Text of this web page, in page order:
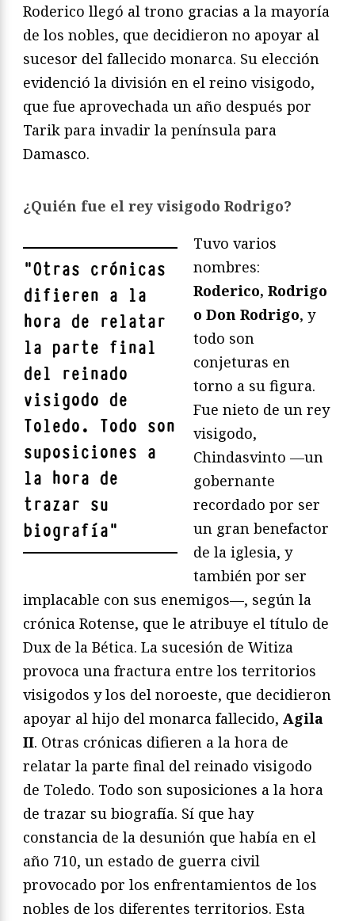
Roderico llegó al trono gracias a la mayoría
de los nobles, que decidieron no apoyar al
sucesor del fallecido monarca. Su elección
evidenció la división en el reino visigodo,
que fue aprovechada un año después por
Tarik para invadir la península para
Damasco.
¿Quién fue el rey visigodo Rodrigo?
"Otras crónicas
difieren a la
hora de relatar
la parte final
del reinado
visigodo de
Toledo. Todo son
suposiciones a
la hora de
trazar su
biografía"
Tuvo varios
nombres:
Roderico, Rodrigo
o Don Rodrigo, y
todo son
conjeturas en
torno a su figura.
Fue nieto de un rey
visigodo,
Chindasvinto —un
gobernante
recordado por ser
un gran benefactor
de la iglesia, y
también por ser
implacable con sus enemigos—, según la
crónica Rotense, que le atribuye el título de
Dux de la Bética. La sucesión de Witiza
provoca una fractura entre los territorios
visigodos y los del noroeste, que decidieron
apoyar al hijo del monarca fallecido, Agila
II. Otras crónicas difieren a la hora de
relatar la parte final del reinado visigodo
de Toledo. Todo son suposiciones a la hora
de trazar su biografía. Sí que hay
constancia de la desunión que había en el
año 710, un estado de guerra civil
provocado por los enfrentamientos de los
nobles de los diferentes territorios. Esta